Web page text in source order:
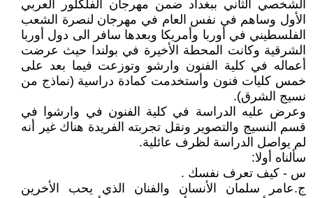
الشخصي الثاني ببغداد ضمن مهرجان الفلكلور العربي
الأول وساهم في نفس العام في مهرجان لنصرة الشعب
الفلسطيني في أوربا وأمريكا وبعدها سافر الى دول أوربا
الشرقية وكانت المحطة الأخيرة في بولندا حيث عرضت
أعماله في كلية الفنون وارشو وتوزعت فيما بعد على
خمس كليات فنون وأستخدمت كمادة دراسية (نماذج من
نسيج الشرق).
وعرض عليه الدراسة في كلية الفنون في وارشوا في
قسم النسيج والتصوير ونقل تجربته الفريدة هناك غير أنه
لم يواصل الدراسة لظرف عائلية.
سألناه أولا:
س - كيف تعرف نفسك .
ج.عامر سلمان الأنسان والفنان الذي يحب الأخرين